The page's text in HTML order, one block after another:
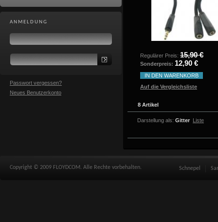
ANMELDUNG
Passwort vergessen?
Neues Benutzerkonto
Regulärer Preis: 15,90 €
Sonderpreis: 12,90 €
IN DEN WARENKORB
Auf die Vergleichsliste
8 Artikel
Darstellung als: Gitter Liste
Copyright © 2009 FLOYDCOM. Alle Rechte vorbehalten. Schnepel